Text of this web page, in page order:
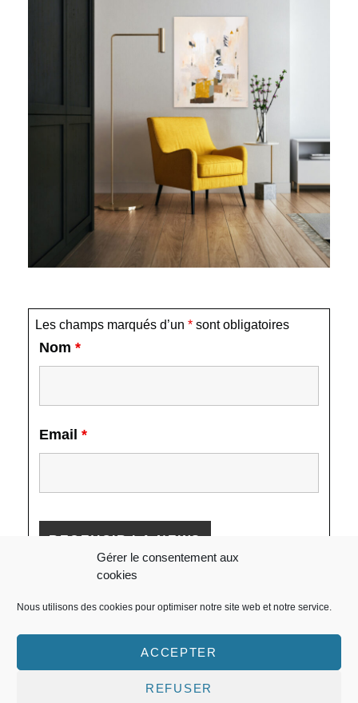
Gérer le consentement aux
cookies
Nous utilisons des cookies pour optimiser notre site web et notre service.
ACCEPTER
REFUSER
Les champs marqués d’un * sont obligatoires
Nom *
Email *